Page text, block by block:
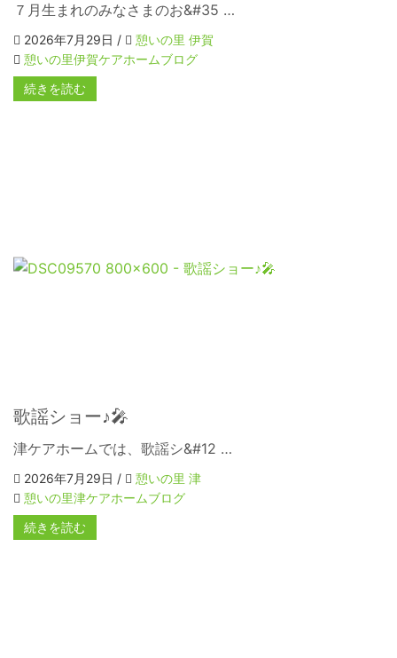
７月生まれのみなさまのお&#35 …
2026年7月29日 /
憩いの里 伊賀
憩いの里伊賀ケアホームブログ
続きを読む
歌謡ショー♪🎤
津ケアホームでは、歌謡シ&#12 …
2026年7月29日 /
憩いの里 津
憩いの里津ケアホームブログ
続きを読む